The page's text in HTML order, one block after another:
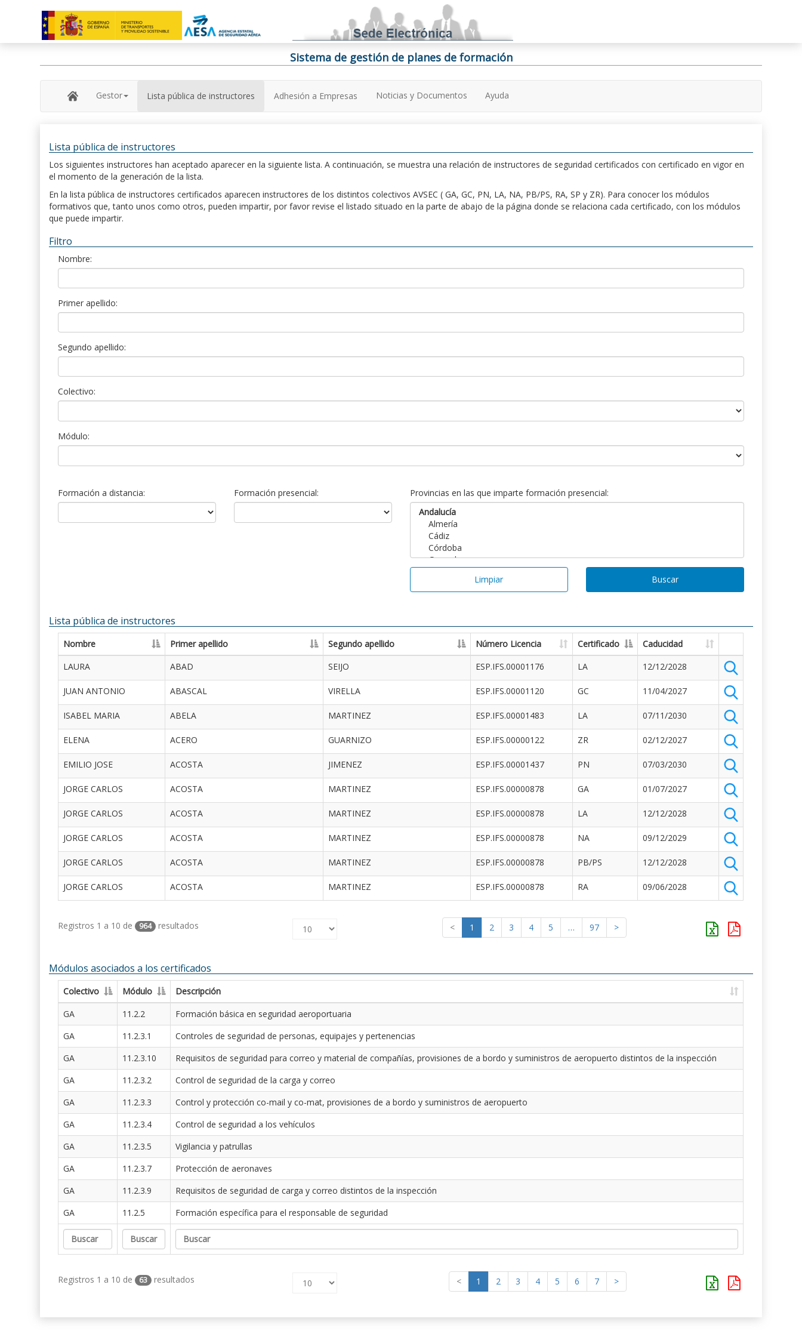
Sistema de gestión de planes de formación
Gestor Lista pública de instructores Adhesión a Empresas Noticias y Documentos Ayuda
Lista pública de instructores
Los siguientes instructores han aceptado aparecer en la siguiente lista. A continuación, se muestra una relación de instructores de seguridad certificados con certificado en vigor en
el momento de la generación de la lista.
En la lista pública de instructores certificados aparecen instructores de los distintos colectivos AVSEC ( GA, GC, PN, LA, NA, PB/PS, RA, SP y ZR). Para conocer los módulos
formativos que, tanto unos como otros, pueden impartir, por favor revise el listado situado en la parte de abajo de la página donde se relaciona cada certificado, con los módulos
que puede impartir.
Filtro
Nombre:
Primer apellido:
Segundo apellido:
Colectivo:
Módulo:
Formación a distancia: Formación presencial: Provincias en las que imparte formación presencial:
Limpiar Buscar
Lista pública de instructores
Nombre Primer apellido Segundo apellido Número Licencia Certificado
Caducidad
LAURA
ABAD SEIJO ESP.IFS.00001176 LA 12/12/2028
JUAN ANTONIO ABASCAL VIRELLA ESP.IFS.00001120 GC 11/04/2027
ISABEL MARIA ABELA MARTINEZ ESP.IFS.00001483 LA 07/11/2030
ELENA ACERO GUARNIZO ESP.IFS.00000122 ZR 02/12/2027
EMILIO JOSE ACOSTA JIMENEZ ESP.IFS.00001437 PN 07/03/2030
JORGE CARLOS ACOSTA MARTINEZ ESP.IFS.00000878 GA 01/07/2027
JORGE CARLOS ACOSTA MARTINEZ ESP.IFS.00000878 LA 12/12/2028
JORGE CARLOS ACOSTA MARTINEZ ESP.IFS.00000878 NA 09/12/2029
JORGE CARLOS ACOSTA MARTINEZ ESP.IFS.00000878 PB/PS 12/12/2028
JORGE CARLOS ACOSTA MARTINEZ ESP.IFS.00000878 RA 09/06/2028
Registros 1 a 10 de 964 resultados < 1 2 3 4 5 … 97 >
Módulos asociados a los certificados
Colectivo Módulo
Descripción
GA
11.2.2
Formación básica en seguridad aeroportuaria
GA
11.2.3.1
Controles de seguridad de personas, equipajes y pertenencias
GA
11.2.3.10
Requisitos de seguridad para correo y material de compañías, provisiones de a bordo y suministros de aeropuerto distintos de la inspección
GA
11.2.3.2
Control de seguridad de la carga y correo
GA
11.2.3.3
Control y protección co-mail y co-mat, provisiones de a bordo y suministros de aeropuerto
GA
11.2.3.4
Control de seguridad a los vehículos
GA
11.2.3.5
Vigilancia y patrullas
GA
11.2.3.7
Protección de aeronaves
GA
11.2.3.9
Requisitos de seguridad de carga y correo distintos de la inspección
GA
11.2.5 Formación específica para el responsable de seguridad
Registros 1 a 10 de 63 resultados < 1 2 3 4 5 6 7 >